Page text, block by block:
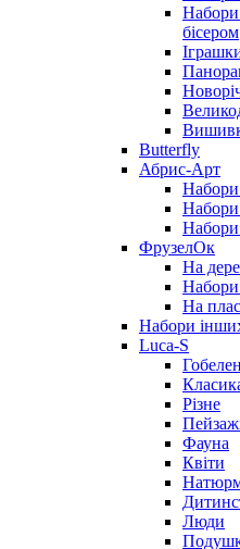
бісером
Butterfly
Абрис-Арт
Набори
ФрузелОк
На
На
Набори
Luca-S
Різне
Фауна
Квіти
Люди